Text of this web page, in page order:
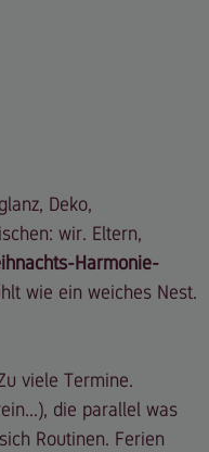
Deko,
wir. Eltern,
Harmonie-
wie ein weiches Nest.
viele Termine.
die parallel was
Routinen. Ferien